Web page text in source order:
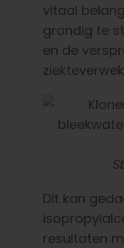
vitaal
grondig te
en de
Dit kan
resultaten